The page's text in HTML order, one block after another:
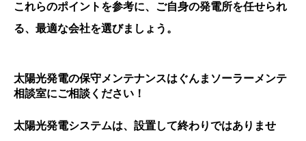
これらのポイントを参考に、ご自身の発電所を任せられ
る、最適な会社を選びましょう。
太陽光発電の保守メンテナンスはぐんまソーラーメンテ
相談室にご相談ください！
太陽光発電システムは、設置して終わりではありませ